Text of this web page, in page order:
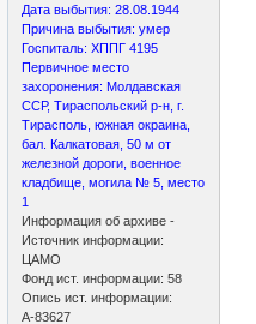
Дата выбытия: 28.08.1944
Причина выбытия: умер
Госпиталь: ХППГ 4195
Первичное место
захоронения: Молдавская
ССР, Тираспольский р-н, г.
Тирасполь, южная окраина,
бал. Калкатовая, 50 м от
железной дороги, военное
кладбище, могила № 5, место
1
Информация об архиве -
Источник информации:
ЦАМО
Фонд ист. информации: 58
Опись ист. информации:
А-83627